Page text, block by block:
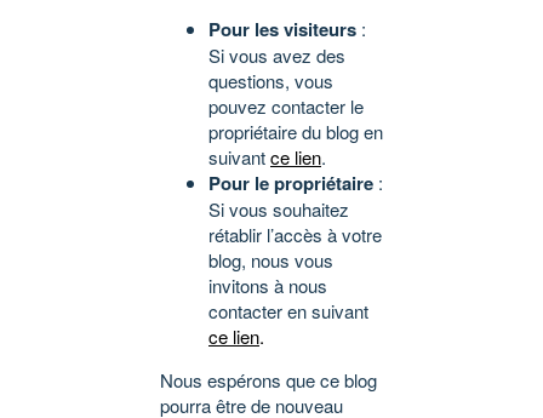
Pour les visiteurs :
Si vous avez des
questions, vous
pouvez contacter le
propriétaire du blog en
suivantce lien.
Pour le propriétaire :
Si vous souhaitez
rétablir l’accès à votre
blog, nous vous
invitons à nous
contacter en suivant
ce lien.
Nous espérons que ce blog
pourra être de nouveau